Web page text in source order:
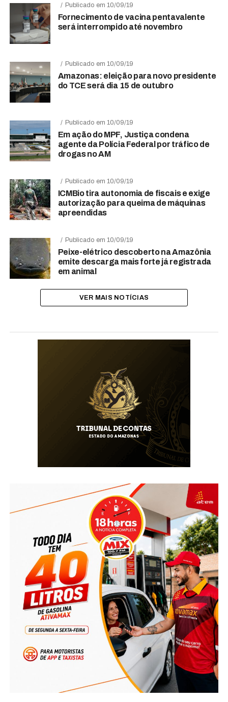
Publicado em 10/09/19
Fornecimento de vacina pentavalente
será interrompido até novembro
Publicado em 10/09/19
Amazonas: eleição para novo presidente
do TCE será dia 15 de outubro
Publicado em 10/09/19
Em ação do MPF, Justiça condena
agente da Polícia Federal por tráfico de
drogas no AM
Publicado em 10/09/19
ICMBio tira autonomia de fiscais e exige
autorização para queima de máquinas
apreendidas
Publicado em 10/09/19
Peixe-elétrico descoberto na Amazônia
emite descarga mais forte já registrada
em animal
VER MAIS NOTÍCIAS